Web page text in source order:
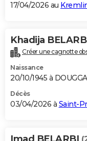
17/04/2026 au
Khadija
Créer une cagnotte
Naissance
20/10/1945 à
Décès
03/04/2026 à Saint-